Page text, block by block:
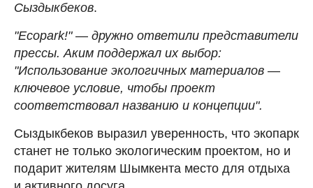
Сыздыкбеков.
"Ecopark!" — дружно ответили представители
прессы. Аким поддержал их выбор:
"Использование экологичных материалов —
ключевое условие, чтобы проект
соответствовал названию и концепции".
Сыздыкбеков выразил уверенность, что экопарк
станет не только экологическим проектом, но и
подарит жителям Шымкента место для отдыха